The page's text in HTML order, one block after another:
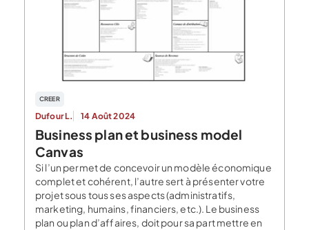
CREER
Dufour L. 14 Août 2024
Business plan et business model
Canvas
Si l’un permet de concevoir un modèle économique
complet et cohérent, l’autre sert à présenter votre
projet sous tous ses aspects (administratifs,
marketing, humains, financiers, etc.). Le business
plan ou plan d’affaires, doit pour sa part mettre en